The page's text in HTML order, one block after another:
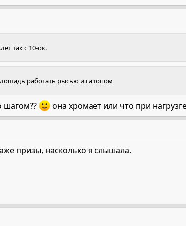
так с 10-ок.
работать рысью и галопом
шагом?? она хромает или что при
призы, насколько я слышала.